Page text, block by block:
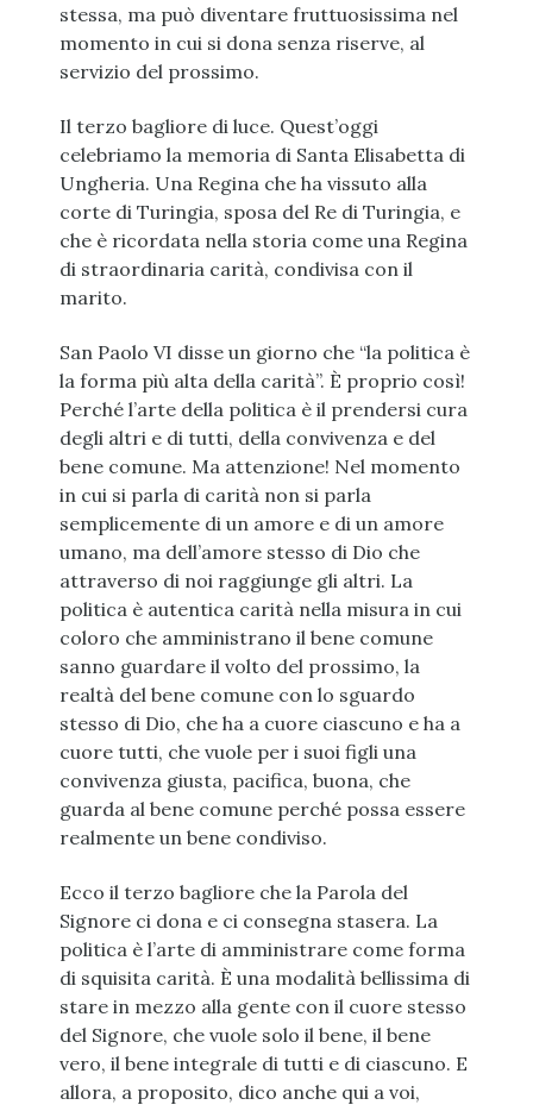
stessa, ma può diventare fruttuosissima nel
momento in cui si dona senza riserve, al
servizio del prossimo.
Il terzo bagliore di luce. Quest’oggi
celebriamo la memoria di Santa Elisabetta di
Ungheria. Una Regina che ha vissuto alla
corte di Turingia, sposa del Re di Turingia, e
che è ricordata nella storia come una Regina
di straordinaria carità, condivisa con il
marito.
San Paolo VI disse un giorno che “la politica è
la forma più alta della carità”. È proprio così!
Perché l’arte della politica è il prendersi cura
degli altri e di tutti, della convivenza e del
bene comune. Ma attenzione! Nel momento
in cui si parla di carità non si parla
semplicemente di un amore e di un amore
umano, ma dell’amore stesso di Dio che
attraverso di noi raggiunge gli altri. La
politica è autentica carità nella misura in cui
coloro che amministrano il bene comune
sanno guardare il volto del prossimo, la
realtà del bene comune con lo sguardo
stesso di Dio, che ha a cuore ciascuno e ha a
cuore tutti, che vuole per i suoi figli una
convivenza giusta, pacifica, buona, che
guarda al bene comune perché possa essere
realmente un bene condiviso.
Ecco il terzo bagliore che la Parola del
Signore ci dona e ci consegna stasera. La
politica è l’arte di amministrare come forma
di squisita carità. È una modalità bellissima di
stare in mezzo alla gente con il cuore stesso
del Signore, che vuole solo il bene, il bene
vero, il bene integrale di tutti e di ciascuno. E
allora, a proposito, dico anche qui a voi,